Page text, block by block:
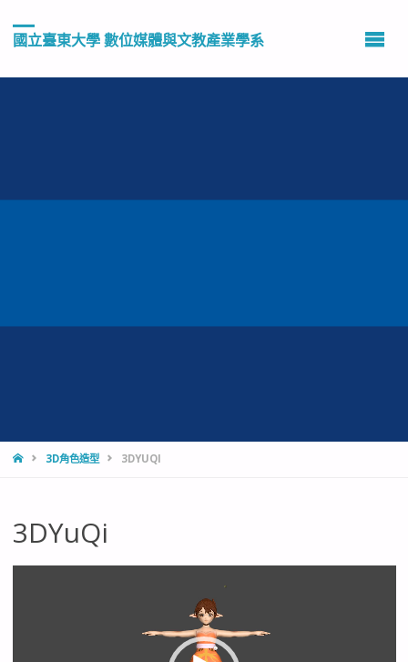
國立臺東大學 數位媒體與文教產業學系
HOME3D角色造型 3DYUQI
3DYuQi